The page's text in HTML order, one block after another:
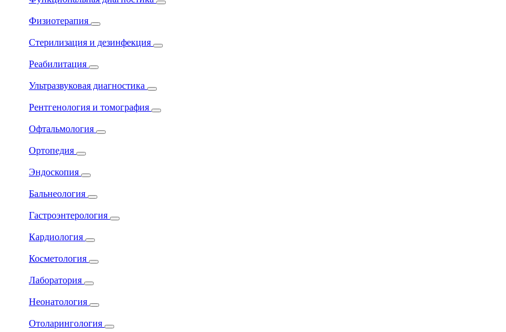
Физиотерапия
Стерилизация и дезинфекция
Реабилитация
Ультразвуковая диагностика
Рентгенология и томография
Офтальмология
Ортопедия
Эндоскопия
Бальнеология
Гастроэнтерология
Кардиология
Косметология
Лаборатория
Неонатология
Отоларингология